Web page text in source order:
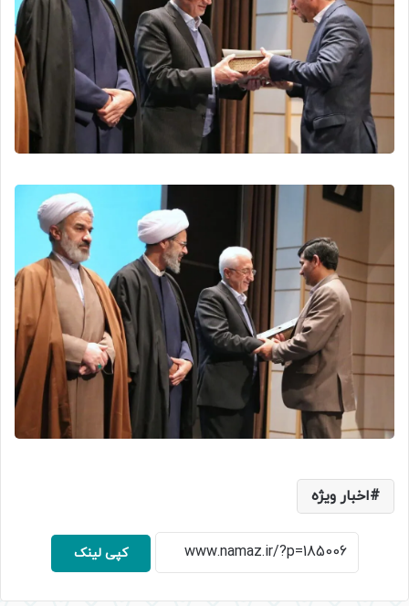
اخبار ویژه
کپی لینک